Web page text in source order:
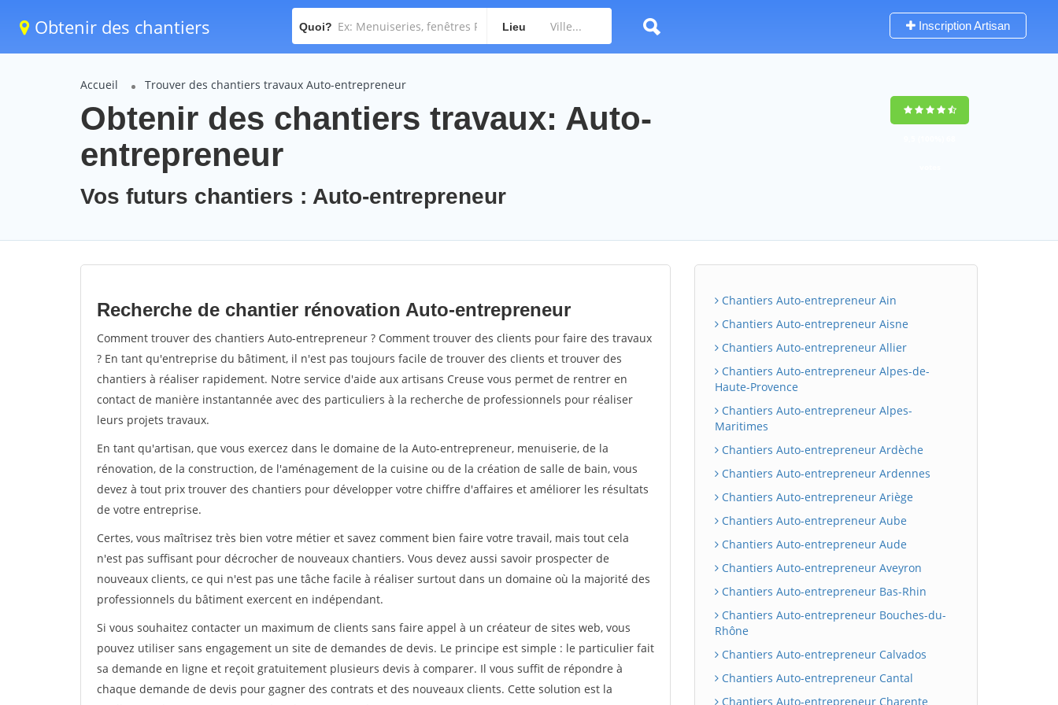
Obtenir des chantiers Quoi? Lieu Inscription Artisan
Accueil Trouver des chantiers travaux Auto-entrepreneur
Obtenir des chantiers travaux: Auto-
entrepreneur
Vos futurs chantiers : Auto-entrepreneur
Recherche de chantier rénovation Auto-entrepreneur
Comment trouver des chantiers Auto-entrepreneur ? Comment trouver des clients pour faire des travaux
? En tant qu'entreprise du bâtiment, il n'est pas toujours facile de trouver des clients et trouver des
chantiers à réaliser rapidement. Notre service d'aide aux artisans Creuse vous permet de rentrer en
contact de manière instantannée avec des particuliers à la recherche de professionnels pour réaliser
leurs projets travaux.
En tant qu'artisan, que vous exercez dans le domaine de la Auto-entrepreneur, menuiserie, de la
rénovation, de la construction, de l'aménagement de la cuisine ou de la création de salle de bain, vous
devez à tout prix trouver des chantiers pour développer votre chiffre d'affaires et améliorer les résultats
de votre entreprise.
Certes, vous maîtrisez très bien votre métier et savez comment bien faire votre travail, mais tout cela
n'est pas suffisant pour décrocher de nouveaux chantiers. Vous devez aussi savoir prospecter de
nouveaux clients, ce qui n'est pas une tâche facile à réaliser surtout dans un domaine où la majorité des
professionnels du bâtiment exercent en indépendant.
Si vous souhaitez contacter un maximum de clients sans faire appel à un créateur de sites web, vous
pouvez utiliser sans engagement un site de demandes de devis. Le principe est simple : le particulier fait
sa demande en ligne et reçoit gratuitement plusieurs devis à comparer. Il vous suffit de répondre à
chaque demande de devis pour gagner des contrats et des nouveaux clients. Cette solution est la
Chantiers Auto-entrepreneur Ain
Chantiers Auto-entrepreneur Aisne
Chantiers Auto-entrepreneur Allier
Chantiers Auto-entrepreneur Alpes-de-
Haute-Provence
Chantiers Auto-entrepreneur Alpes-
Maritimes
Chantiers Auto-entrepreneur Ardèche
Chantiers Auto-entrepreneur Ardennes
Chantiers Auto-entrepreneur Ariège
Chantiers Auto-entrepreneur Aube
Chantiers Auto-entrepreneur Aude
Chantiers Auto-entrepreneur Aveyron
Chantiers Auto-entrepreneur Bas-Rhin
Chantiers Auto-entrepreneur Bouches-du-
Rhône
Chantiers Auto-entrepreneur Calvados
Chantiers Auto-entrepreneur Cantal
Chantiers Auto-entrepreneur Charente